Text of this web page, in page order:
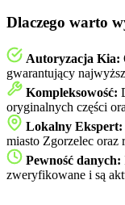
Dlaczego warto
Autoryzacja Kia:
gwarantujący
Kompleksowość:
oryginalnych części
Lokalny Ekspert:
miasto Zgorzelec oraz
Pewność danych:
zweryfikowane i są